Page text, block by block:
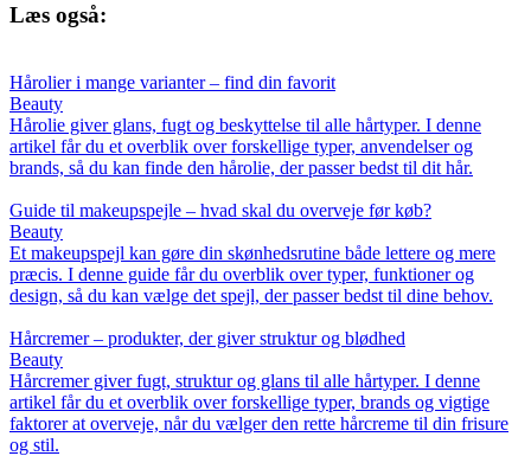
Læs også:
Hårolier i mange varianter – find din favorit
Beauty
Hårolie giver glans, fugt og beskyttelse til alle hårtyper. I denne
artikel får du et overblik over forskellige typer, anvendelser og
brands, så du kan finde den hårolie, der passer bedst til dit hår.
Guide til makeupspejle – hvad skal du overveje før køb?
Beauty
Et makeupspejl kan gøre din skønhedsrutine både lettere og mere
præcis. I denne guide får du overblik over typer, funktioner og
design, så du kan vælge det spejl, der passer bedst til dine behov.
Hårcremer – produkter, der giver struktur og blødhed
Beauty
Hårcremer giver fugt, struktur og glans til alle hårtyper. I denne
artikel får du et overblik over forskellige typer, brands og vigtige
faktorer at overveje, når du vælger den rette hårcreme til din frisure
og stil.